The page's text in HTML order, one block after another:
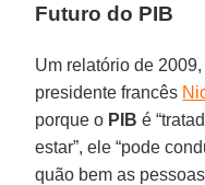
Futuro do PIB
Um relatório de
presidente francês
porque o PIB é
estar”, ele “pode
quão bem as